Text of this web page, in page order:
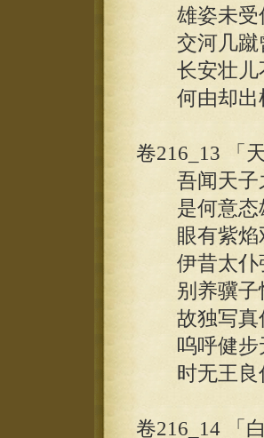
雄姿未受伏
交河几蹴曾
长安壮儿不
何由却出
卷216_13 「
吾闻天子之
是何意态雄
眼有紫焰双
伊昔太仆张
别养骥子怜
故独写真传
呜呼健步无
时无王良
卷216_14 「